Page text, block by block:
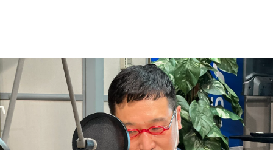
トピックス
TBS Podcast
お知らせ
イベント・グッズ
YouTube
会社情報